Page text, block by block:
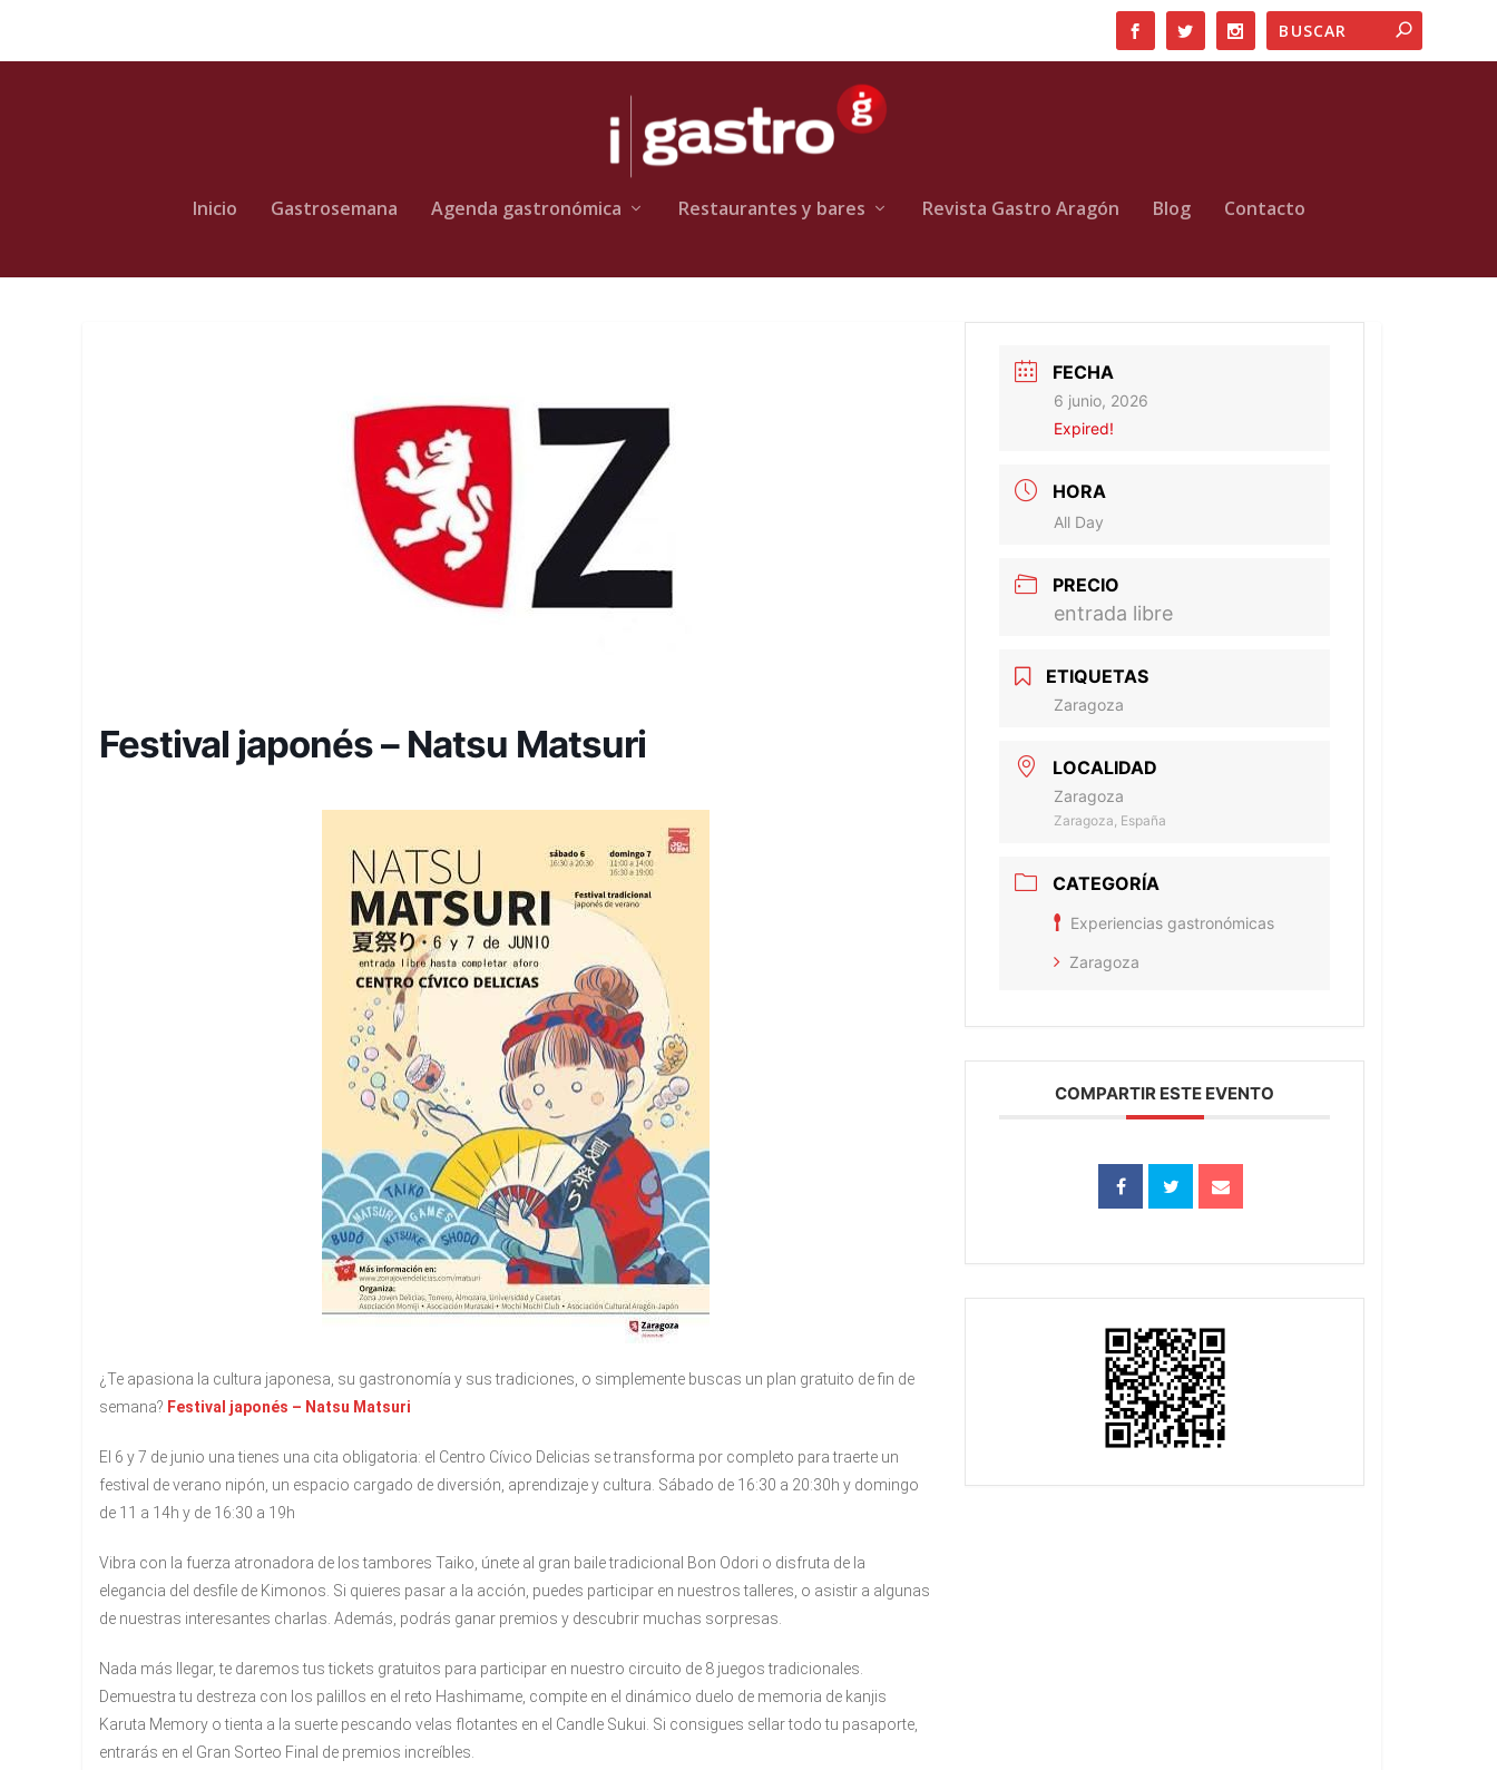
Inicio Gastrosemana Agenda gastronómica Restaurantes y bares Revista Gastro Aragón Blog Contacto
Festival japonés – Natsu Matsuri
¿Te apasiona la cultura japonesa, su gastronomía y sus tradiciones, o simplemente buscas un plan gratuito de fin de
semana? Festival japonés – Natsu Matsuri
El 6 y 7 de junio una tienes una cita obligatoria: el Centro Cívico Delicias se transforma por completo para traerte un
festival de verano nipón, un espacio cargado de diversión, aprendizaje y cultura. Sábado de 16:30 a 20:30h y domingo
de 11 a 14h y de 16:30 a 19h
Vibra con la fuerza atronadora de los tambores Taiko, únete al gran baile tradicional Bon Odori o disfruta de la
elegancia del desfile de Kimonos. Si quieres pasar a la acción, puedes participar en nuestros talleres, o asistir a algunas
de nuestras interesantes charlas. Además, podrás ganar premios y descubrir muchas sorpresas.
Nada más llegar, te daremos tus tickets gratuitos para participar en nuestro circuito de 8 juegos tradicionales.
Demuestra tu destreza con los palillos en el reto Hashimame, compite en el dinámico duelo de memoria de kanjis
Karuta Memory o tienta a la suerte pescando velas flotantes en el Candle Sukui. Si consigues sellar todo tu pasaporte,
entrarás en el Gran Sorteo Final de premios increíbles.
FECHA
6 junio, 2026
Expired!
HORA
All Day
PRECIO
entrada libre
ETIQUETAS
Zaragoza
LOCALIDAD
Zaragoza
Zaragoza, España
CATEGORÍA
Experiencias gastronómicas
Zaragoza
COMPARTIR ESTE EVENTO